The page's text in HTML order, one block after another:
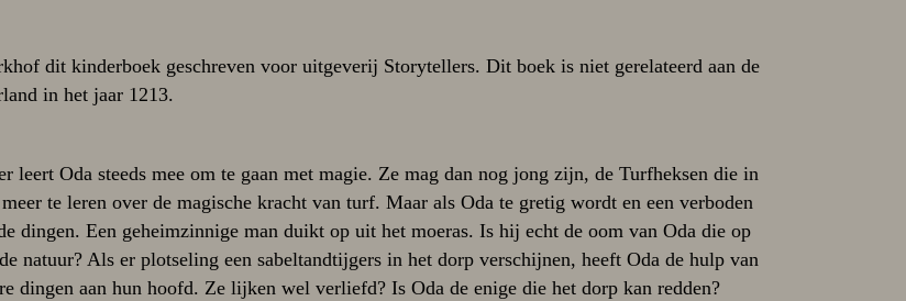
dit kinderboek geschreven voor uitgeverij Storytellers. Dit boek is niet gerelateerd aan de
in het jaar 1213.
leert Oda steeds mee om te gaan met magie. Ze mag dan nog jong zijn, de Turfheksen die in
te leren over de magische kracht van turf. Maar als Oda te gretig wordt en een verboden
dingen. Een geheimzinnige man duikt op uit het moeras. Is hij echt de oom van Oda die op
natuur? Als er plotseling een sabeltandtijgers in het dorp verschijnen, heeft Oda de hulp van
dingen aan hun hoofd. Ze lijken wel verliefd? Is Oda de enige die het dorp kan redden?